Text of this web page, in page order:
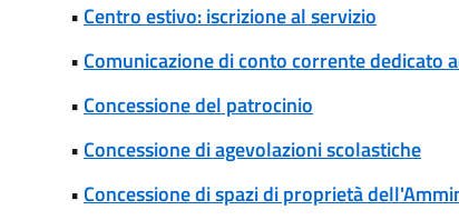
• Centro estivo: iscrizione al servizio
• Comunicazione di conto corrente dedicato
• Concessione del patrocinio
• Concessione di agevolazioni scolastiche
• Concessione di spazi di proprietà